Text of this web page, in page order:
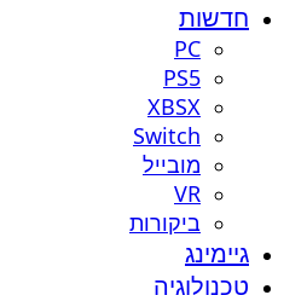
חדשות
PC
PS5
XBSX
Switch
מובייל
VR
ביקורות
גיימינג
טכנולוגיה